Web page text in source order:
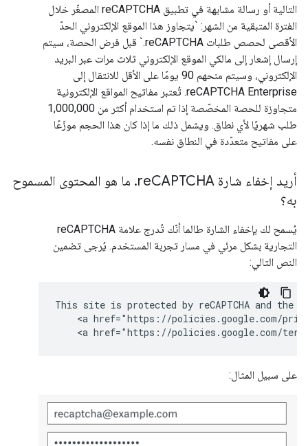
التالية أو رسالة مشابهة في تطبيق reCAPTCHA المصغّر خلال
الفترة المتبقية من الشهر: `يتجاوز هذا الموقع الإلكتروني الحدّ
الأقصى لحصص طلبات reCAPTCHA.` قبل فرض الحصة، سيتم
إرسال إشعار إلى مالكي الموقع الإلكتروني ثلاث مرات عبر البريد
الإلكتروني، وسيتم منحهم 90 يومًا على الأقل للانتقال إلى
reCAPTCHA Enterprise. تُعتبر مفاتيح المواقع الإلكترونية
متجاوزة للحصة المخصّصة إذا تم استخدام أكثر من 1,000,000
طلب شهريًا لأي نطاق. ويشمل ذلك ما إذا كان هذا الحجم موزّعًا
على مفاتيح متعدّدة في النطاق نفسه.
أريد إخفاء شارة re CAPTCHA
. ما هو المحتوى المسموح
به؟
يُسمح لك بإخفاء الشارة طالما أنّك تُدرج علامة reCAPTCHA
التجارية بشكل مرئي في مسار تجربة المستخدم. يُرجى تضمين
النص التالي:
This site is protected by reCAPTCHA and the
<a href="https://policies.google.com/
<a href="https://policies.google.com/
على سبيل المثال: